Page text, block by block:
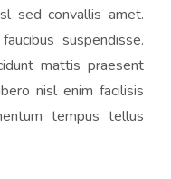
sed convallis amet.
suspendisse.
mattis praesent
nisl enim facilisis
tempus tellus